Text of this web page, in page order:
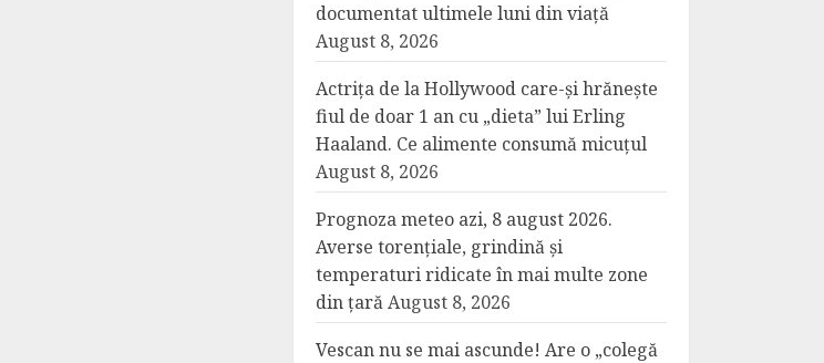
documentat ultimele luni din viață
August 8, 2026
Actrița de la Hollywood care-și hrănește
fiul de doar 1 an cu „dieta” lui Erling
Haaland. Ce alimente consumă micuțul
August 8, 2026
Prognoza meteo azi, 8 august 2026.
Averse torențiale, grindină și
temperaturi ridicate în mai multe zone
din țarăAugust 8, 2026
Vescan nu se mai ascunde! Are o „colegă